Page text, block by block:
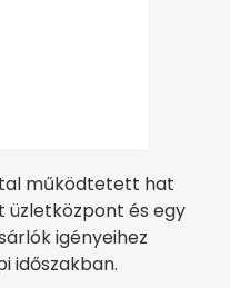
működtetett hat
üzletközpont és egy
igényeihez
időszakban.